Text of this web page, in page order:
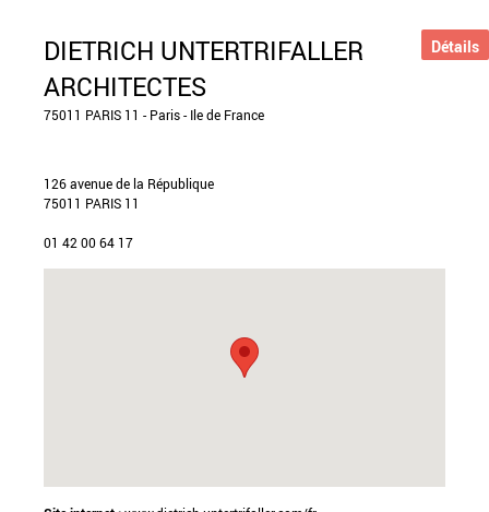
DIETRICH UNTERTRIFALLER
ARCHITECTES
75011 PARIS 11 - Paris - Ile de France
126 avenue de la République
75011 PARIS 11
01 42 00 64 17
Détails